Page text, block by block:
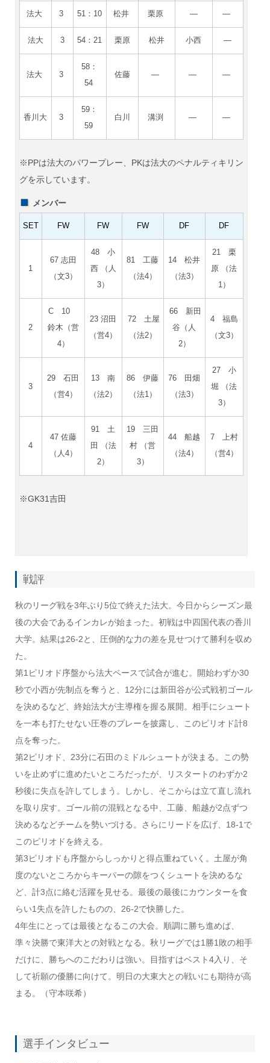
法大 3 51：10 松井 栗原 ― ―
法大 3 54：21 栗原 松井 小西 ―
法大 3
58：
54
佐藤 ― ― ―
香川大 3
59：
59
白川 溝渕 ― ―
※PPは法大のパワープレー、PKは法大のペナルティキリン
グを示しています。
メンバー
SET FW FW FW DF DF
1
67 志田
（文3）
48 小
西 （人
3）
81 工藤
（法4）
14 松井
（法3）
21 栗
原 （法
1）
2
C 10
鈴木（営
4）
23 沼田
（営4）
72 土屋
（法2）
66 新田
谷（人
2）
4 福島
（文3）
3
29 石田
（営4）
13 南
（法2）
86 伊藤
（法1）
76 田畑
（法3）
27 小
堀 （法
3）
4
47 佐藤
（人4）
91 土
田 （法
2）
19 三田
村 （営
3）
44 船越
（法4）
7 上村
（営4）
※GK31吉田
戦評
秋のリーグ戦を3年ぶり5位で終えた法大。今日からシーズン最
後の大会であるインカレが始まった。初戦は中四国代表の香川
大学。結果は26-2と、圧倒的な力の差を見せつけて勝利を収め
た。
第1ピリオド序盤から法大ペースで試合が進む。開始わずか30
秒で小西が先制点を奪うと、12分には新田谷が公式戦初ゴール
を決めるなど、終始法大が主導権を握る展開。相手にシュート
を一本も打たせない圧巻のプレーを披露し、このピリオド計8
点を奪った。
第2ピリオド、23分に石田のミドルシュートが決まる。この勢
いを止めずに進めたいところだったが、リスタートのわずか2
秒後に失点を許してしまう。しかし、そこからは立て直し流れ
を取り戻す。ゴール前の混戦となる中、工藤、船越が2点ずつ
決めるなどチームを勢いづける。さらにリードを広げ、18-1で
このピリオドを終える。
第3ピリオドも序盤からしっかりと得点重ねていく。土屋が角
度のないところからキーパーの隙をつくシュートを決めるな
ど、計3点に絡む活躍を見せる。最後の最後にカウンターを食
らい1失点を許したものの、26-2で快勝した。
4年生にとっては最後となるこの大会。順調に勝ち進めば、
準々決勝で東洋大との対戦となる。秋リーグでは1勝1敗の相手
だけに、勝ちへのこだわりは強い。目指すはベスト4入り、そ
して祈願の優勝に向けて。明日の大東大との戦いにも期待が高
まる。（守本咲希）
選手インタビュー